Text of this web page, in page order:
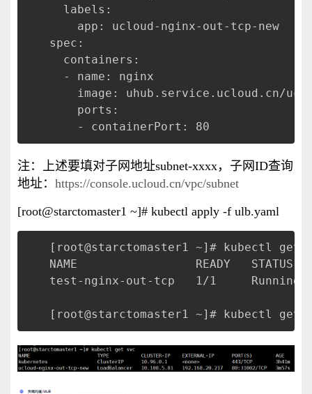
labels:
app: ucloud-nginx-out-tcp-new
spec:
containers:
- name: nginx
image: uhub.service.ucloud.cn/
ports:
- containerPort: 80
注：上述要填对子网地址subnet-xxxx，子网ID查询
地址： https://console.ucloud.cn/vpc/subnet
[root@starctomaster1 ~]# kubectl apply -f ulb.yaml
[root@starctomaster1 ~]# kubectl get
NAME                 READY   STATUS
test-nginx-out-tcp   1/1     Running
[root@starctomaster1 ~]# kubectl get